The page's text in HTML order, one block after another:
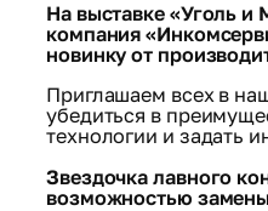
На выставке «Уголь и
компания
новинку от
Приглашаем всех в
убедиться в
технологии и задать
Звездочка лавного
возможностью